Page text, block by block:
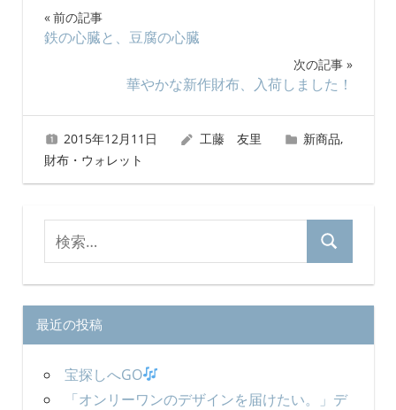
投
ビ
ゲ
ー
シ
ョ
ン
前の記事
鉄の心臓と、豆腐の心臓
次の記事
華やかな新作財布、入荷しました！
2015年12月11日 工藤 友里 新商品,
財布・ウォレット
対
象:
検
最近の投稿
宝探しへGO
「オンリーワンのデザインを届けたい。」デ